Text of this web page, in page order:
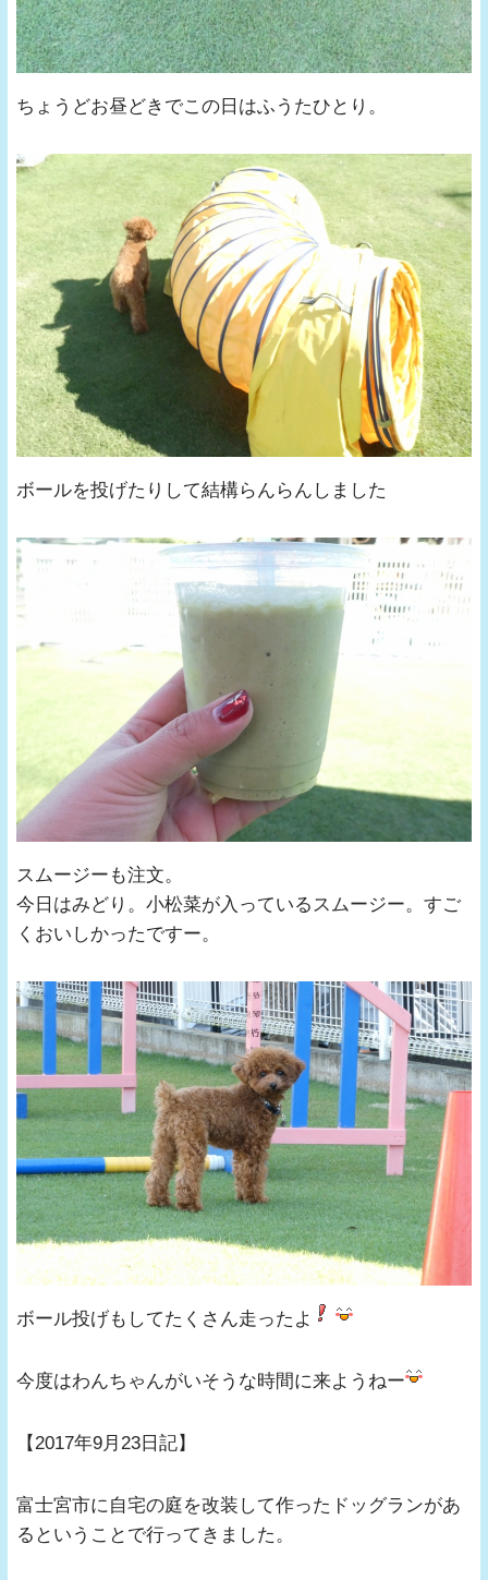
ちょうどお昼どきでこの日はふうたひとり。
ボールを投げたりして結構らんらんしました
スムージーも注文。
今日はみどり。小松菜が入っているスムージー。すご
くおいしかったですー。
ボール投げもしてたくさん走ったよ
今度はわんちゃんがいそうな時間に来ようねー
【2017年9月23日記】
富士宮市に自宅の庭を改装して作ったドッグランがあ
るということで行ってきました。